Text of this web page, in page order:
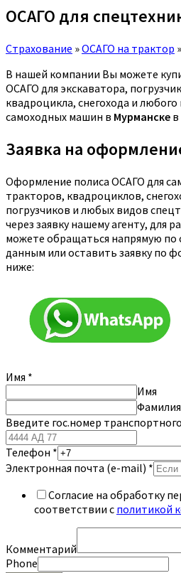
ОСАГО для
Страхование »ОСАГО на трактор »
В нашей компании Вы можете
ОСАГО для экскаватора,
квадроцикла, снегохода и
самоходных машин в Мурманске
Заявка на
Оформление полиса ОСАГО для
тракторов, квадроциклов,
погрузчиков и любых видов
через заявку нашему агенту, для
можете обращаться напрямую
данным или оставить заявку по
ниже:
Имя *
Имя
Фамилия
Введите гос.номер
Телефон *
Электронная почта (e-mail) *
Согласие на обработку
соответствии с политикой
Комментарий
Phone